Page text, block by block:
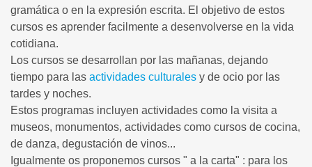
gramática o en la expresión escrita. El objetivo de estos
cursos es aprender facilmente a desenvolverse en la vida
cotidiana.
Los cursos se desarrollan por las mañanas, dejando
tiempo para las actividades culturales y de ocio por las
tardes y noches.
Estos programas incluyen actividades como la visita a
museos, monumentos, actividades como cursos de cocina,
de danza, degustación de vinos...
Igualmente os proponemos cursos " a la carta" : para los